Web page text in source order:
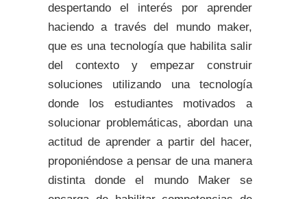
despertando el interés por aprender
haciendo a través del mundo maker,
que es una tecnología que habilita salir
del contexto y empezar construir
soluciones utilizando una tecnología
donde los estudiantes motivados a
solucionar problemáticas, abordan una
actitud de aprender a partir del hacer,
proponiéndose a pensar de una manera
distinta donde el mundo Maker se